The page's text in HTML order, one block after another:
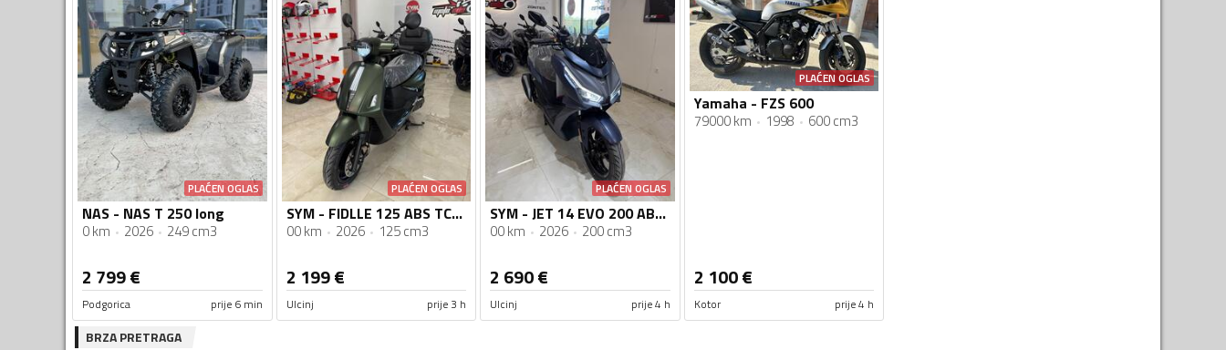
PLAĆEN OGLAS
NAS - NAS T 250 long
0 km 2026 249 cm3
2 799€
Podgorica prije 6 min
PLAĆEN OGLAS
SYM - FIDLLE 125 ABS TCS Nova Generacija
00 km 2026 125 cm3
2 199€
Ulcinj prije 3 h
PLAĆEN OGLAS
SYM - JET 14 EVO 200 ABS 2026
00 km 2026 200 cm3
2 690€
Ulcinj prije 4 h
PLAĆEN OGLAS
Yamaha - FZS 600
79000 km 1998 600 cm3
2 100€
Kotor prije 4 h
BRZA PRETRAGA